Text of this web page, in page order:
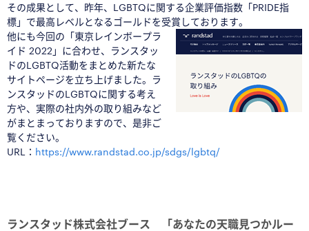
その成果として、昨年、LGBTQに関する企業評価指数「PRIDE指
標」で最高レベルとなるゴールドを受賞しております。
他にも今回の「東京レインボープラ
イド 2022」に合わせ、ランスタッ
ドのLGBTQ活動をまとめた新たな
サイトページを立ち上げました。ラ
ンスタッドのLGBTQに関する考え
方や、実際の社内外の取り組みなど
がまとまっておりますので、是非ご
覧ください。
URL： https://www.randstad.co.jp/sdgs/lgbtq/
ランスタッド株式会社ブース 「あなたの天職見つかルー